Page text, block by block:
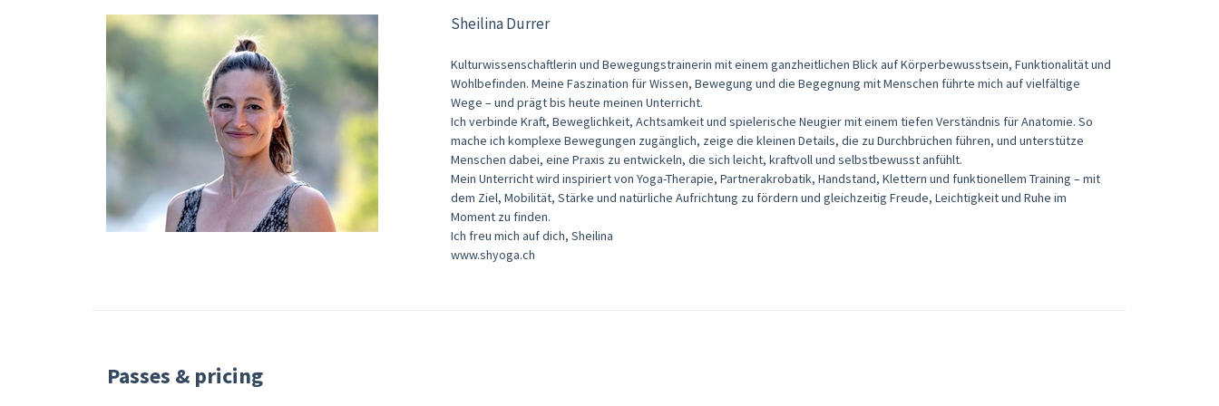
Sheilina Durrer
Kulturwissenschaftlerin und Bewegungstrainerin mit einem ganzheitlichen Blick auf Körperbewusstsein, Funktionalität und
Wohlbefinden. Meine Faszination für Wissen, Bewegung und die Begegnung mit Menschen führte mich auf vielfältige
Wege – und prägt bis heute meinen Unterricht.
Ich verbinde Kraft, Beweglichkeit, Achtsamkeit und spielerische Neugier mit einem tiefen Verständnis für Anatomie. So
mache ich komplexe Bewegungen zugänglich, zeige die kleinen Details, die zu Durchbrüchen führen, und unterstütze
Menschen dabei, eine Praxis zu entwickeln, die sich leicht, kraftvoll und selbstbewusst anfühlt.
Mein Unterricht wird inspiriert von Yoga-Therapie, Partnerakrobatik, Handstand, Klettern und funktionellem Training – mit
dem Ziel, Mobilität, Stärke und natürliche Aufrichtung zu fördern und gleichzeitig Freude, Leichtigkeit und Ruhe im
Moment zu finden.
Ich freu mich auf dich, Sheilina
www.shyoga.ch
Passes & pricing